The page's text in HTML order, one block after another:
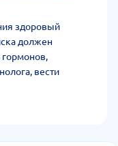
здоровый
должен
гормонов,
вести
того, нужно
уровень